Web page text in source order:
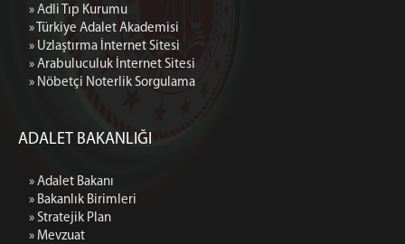
» Adli Tıp Kurumu
» Türkiye Adalet Akademisi
» Uzlaştırma İnternet Sitesi
» Arabuluculuk İnternet Sitesi
» Nöbetçi Noterlik Sorgulama
ADALET BAKANLIĞI
» Adalet Bakanı
» Bakanlık Birimleri
» Stratejik Plan
» Mevzuat